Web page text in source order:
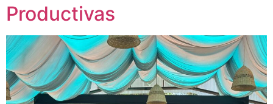
Productivas